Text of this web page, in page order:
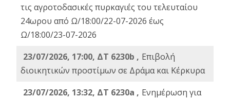
τις αγροτοδασικές πυρκαγιές του τελευταίου
24ωρου από Ω/18:00/22-07-2026 έως
Ω/18:00/23-07-2026
23/07/2026, 17:00, ΔΤ 6230b , Επιβολή
διοικητικών προστίμων σε Δράμα και Κέρκυρα
23/07/2026, 13:32, ΔΤ 6230a , Ενημέρωση για